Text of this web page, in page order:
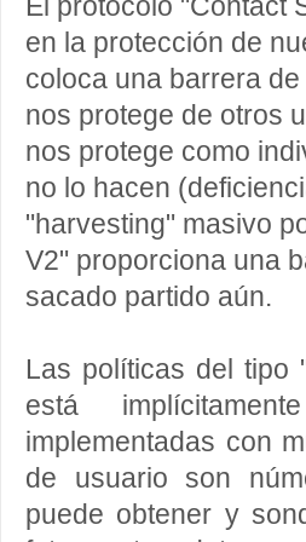
El protocolo "Contact
en la protección de
coloca una barrera
nos protege de otros
nos protege como
no lo hacen
"harvesting" masivo
V2" proporciona una
sacado partido aún.
Las políticas del tipo
está
implementadas con
de usuario son
puede obtener y